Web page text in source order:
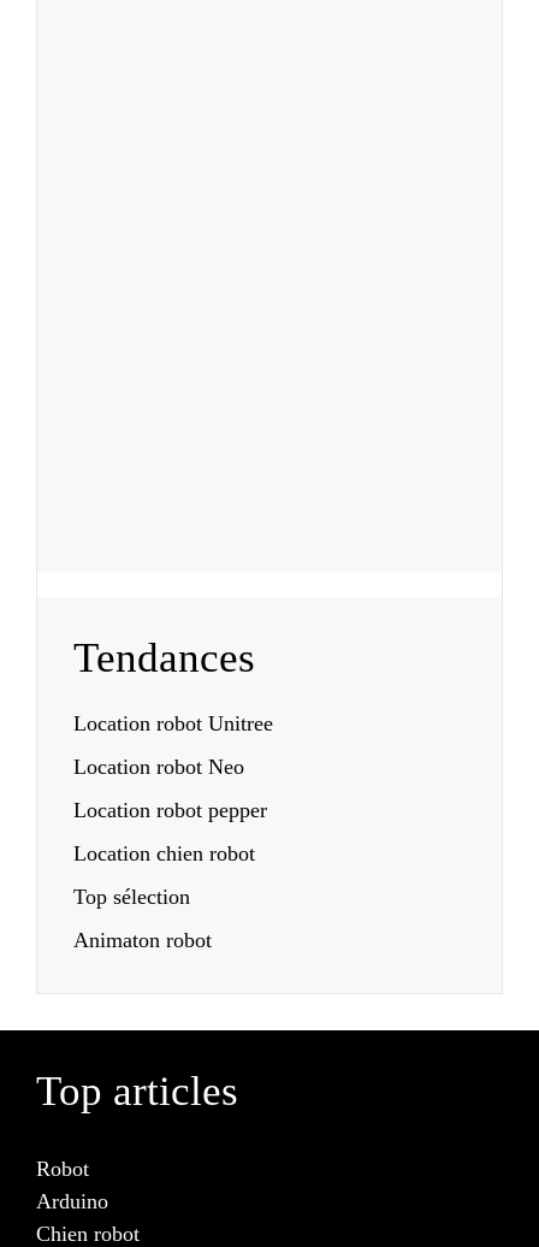
Tendances
Location robot Unitree
Location robot Neo
Location robot pepper
Location chien robot
Top sélection
Animaton robot
Top articles
Robot
Arduino
Chien robot